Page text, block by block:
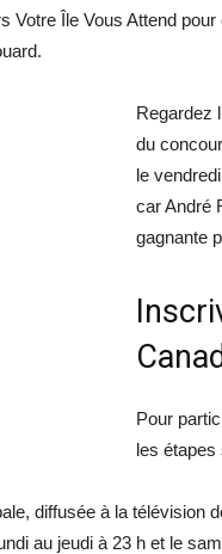
Votre Île Vous Attend
Regardez
du
le
car André
gagnante
Pour
les étapes
diffusée à la télévision
au jeudi à 23 h et le